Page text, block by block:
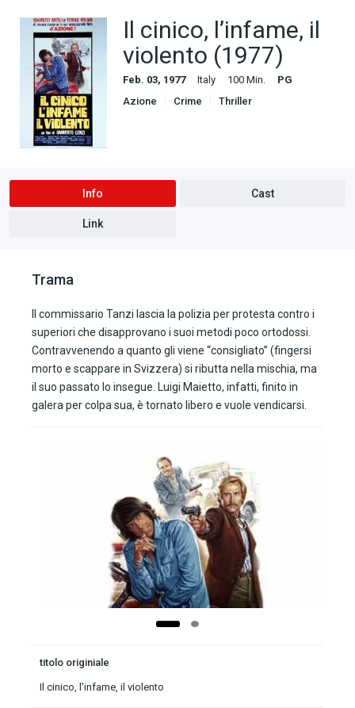
Il cinico, l’infame, il
violento (1977)
Feb. 03, 1977 Italy 100 Min.
PG
Azione
Crime Thriller
Info Cast
Link
Trama
Il commissario Tanzi lascia la polizia per protesta contro i
superiori che disapprovano i suoi metodi poco ortodossi.
Contravvenendo a quanto gli viene “consigliato” (fingersi
morto e scappare in Svizzera) si ributta nella mischia, ma
il suo passato lo insegue. Luigi Maietto, infatti, finito in
galera per colpa sua, è tornato libero e vuole vendicarsi.
titolo originiale
Il cinico, l'infame, il violento